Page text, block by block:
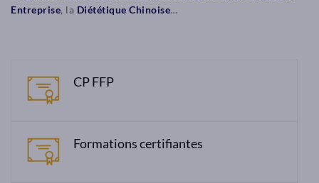
Entreprise, la Diététique Chinoise…
CP FFP
Formations certifiantes